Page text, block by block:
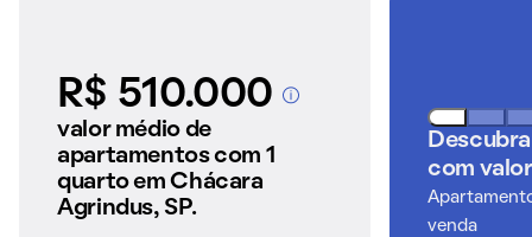
R$ 510.000A partir dos imóveis
valor médio de
apartamentos com 1
quarto em Chácara
Agrindus, SP.
com
venda